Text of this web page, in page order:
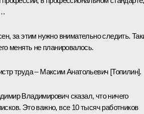
за этим нужно внимательно следить.
менять не планировалось.
труда – Максим Анатольевич [Топилин].
Владимирович сказал, что ничего
Это важно, все 10 тысяч работников